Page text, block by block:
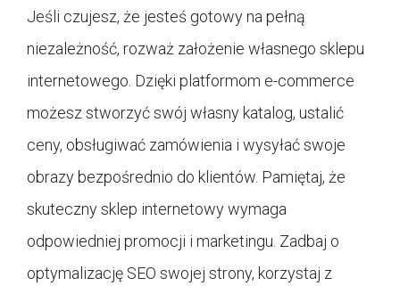
Jeśli czujesz, że jesteś gotowy na pełną
niezależność, rozważ założenie własnego sklepu
internetowego. Dzięki platformom e-commerce
możesz stworzyć swój własny katalog, ustalić
ceny, obsługiwać zamówienia i wysyłać swoje
obrazy bezpośrednio do klientów. Pamiętaj, że
skuteczny sklep internetowy wymaga
odpowiedniej promocji i marketingu. Zadbaj o
optymalizację SEO swojej strony, korzystaj z